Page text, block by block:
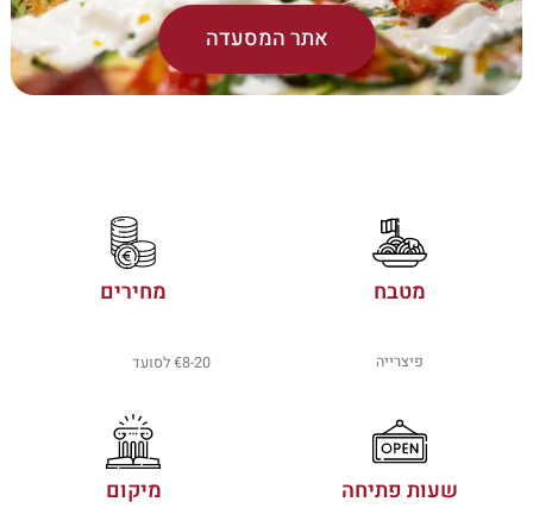
אתר המסעדה
מטבח מחירים
פיצרייה €8-20 לסועד
שעות פתיחה מיקום